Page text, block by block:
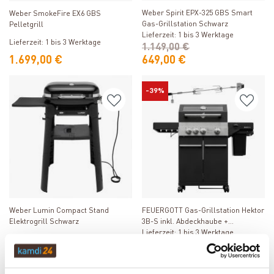
Weber SmokeFire EX6 GBS
Pelletgrill
Lieferzeit: 1 bis 3 Werktage
1.699,00 €
Weber Spirit EPX-325 GBS Smart
Gas-Grillstation Schwarz
Lieferzeit: 1 bis 3 Werktage
649,00 €
1.149,00 €
Produkt ansehen
Weber Lumin Compact Stand
Elektrogrill Schwarz
516,90 €
-39%
Produkt ansehen
FEUERGOTT Gas-Grillstation Hektor
3B-S inkl. Abdeckhaube +
Drehspieß
Lieferzeit: 1 bis 3 Werktage